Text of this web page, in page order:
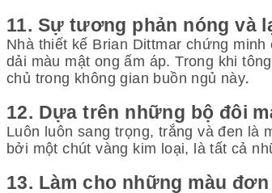
11. Sự tương phản nóng và
Nhà thiết kế Brian Dittmar chứng minh
dải màu mật ong ấm áp. Trong khi
chủ trong không gian buồn ngủ này.
12. Dựa trên những bộ đôi
Luôn luôn sang trọng, trắng và đen là
bởi một chút vàng kim loại, là tất cả
13. Làm cho những màu